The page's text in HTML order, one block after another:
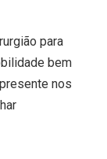
para
bem
nos